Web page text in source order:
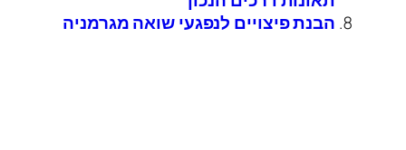
הבנת פיצויים לנפגעי שואה מגרמניה